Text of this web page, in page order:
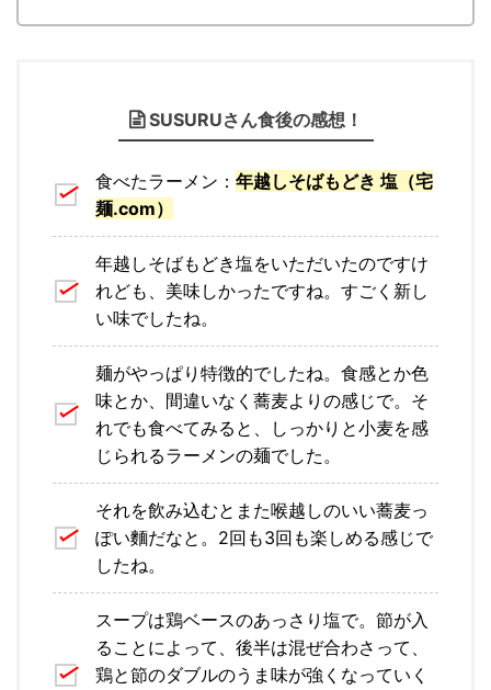
SUSURUさん食後の感想！
食べたラーメン： 年越しそばもどき 塩（宅
麺.com）
年越しそばもどき塩をいただいたのですけ
れども、美味しかったですね。すごく新し
い味でしたね。
麺がやっぱり特徴的でしたね。食感とか色
味とか、間違いなく蕎麦よりの感じで。そ
れでも食べてみると、しっかりと小麦を感
じられるラーメンの麺でした。
それを飲み込むとまた喉越しのいい蕎麦っ
ぽい麵だなと。2回も3回も楽しめる感じで
したね。
スープは鶏ベースのあっさり塩で。節が入
ることによって、後半は混ぜ合わさって、
鶏と節のダブルのうま味が強くなっていく